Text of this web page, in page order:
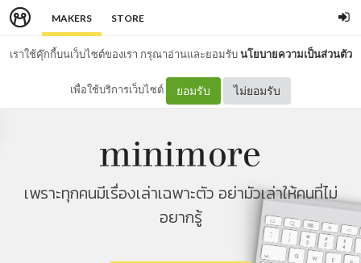
MAKERS STORE
เราใช้คุ๊กกี้บนเว็บไซต์ของเรา กรุณาอ่านและยอมรับนโยบายความเป็นส่วนตัว
เพื่อใช้บริการเว็บไซต์ ยอมรับ ไม่ยอมรับ
เพราะทุกคนมีเรื่องเล่าเฉพาะตัว อย่ามัวเล่าให้คนที่ไม่
อยากรู้